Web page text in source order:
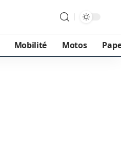
Mobilité Motos